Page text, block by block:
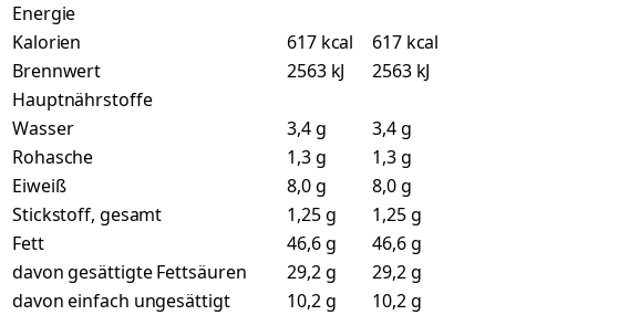
Energie
Kalorien
617 kcal
617 kcal
Brennwert
2563 kJ
2563 kJ
Hauptnährstoffe
Wasser
3,4 g
3,4 g
Rohasche
1,3 g
1,3 g
Eiweiß
8,0 g
8,0 g
Stickstoff, gesamt
1,25 g
1,25 g
Fett
46,6 g
46,6 g
davon gesättigte Fettsäuren
29,2 g
29,2 g
davon einfach ungesättigt
10,2 g
10,2 g